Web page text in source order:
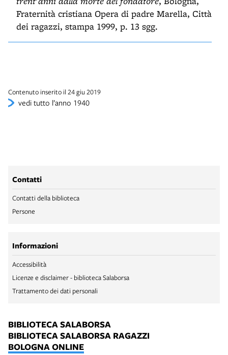
Fraternità cristiana Opera di padre Marella, Città
dei ragazzi, stampa 1999, p. 13 sgg.
Contenuto inserito il 24 giu 2019
vedi tutto l’anno 1940
Contatti
Contatti della biblioteca
Persone
Informazioni
Accessibilità
Licenze e disclaimer - biblioteca Salaborsa
Trattamento dei dati personali
BIBLIOTECA SALABORSA
BIBLIOTECA SALABORSA RAGAZZI
BOLOGNA ONLINE